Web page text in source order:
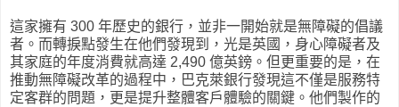
這家擁有 300 年歷史的銀行，並非一開始就是無障礙的倡議
者。而轉捩點發生在他們發現到，光是英國，身心障礙者及
其家庭的年度消費就高達 2,490 億英鎊。但更重要的是，在
推動無障礙改革的過程中，巴克萊銀行發現這不僅是服務特
定客群的問題，更是提升整體客戶體驗的關鍵。他們製作的